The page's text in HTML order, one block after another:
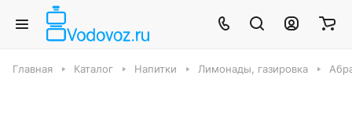
Главная Каталог Напитки Лимонады, газировка